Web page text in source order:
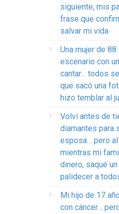
siguiente, mis
frase que
salvar mi vida
Una mujer de
escenario con
cantar… todos
que sacó una
hizo temblar al
Volví antes de
diamantes para
esposa… pero
mientras mi
dinero, saqué
palidecer a
Mi hijo de 17
con cáncer…